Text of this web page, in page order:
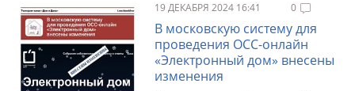
19 ДЕКАБРЯ 2024 16:41 0
В московскую систему для
проведения ОСС-онлайн
«Электронный дом» внесены
изменения